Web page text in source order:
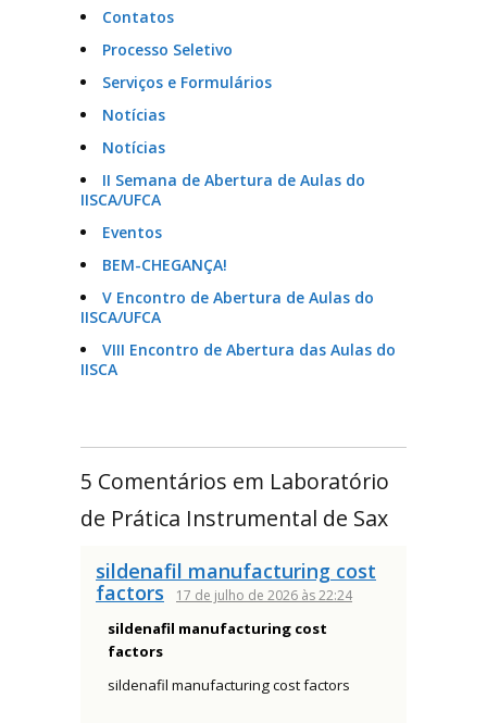
Contatos
Processo Seletivo
Serviços e Formulários
Notícias
Notícias
II Semana de Abertura de Aulas do
IISCA/UFCA
Eventos
BEM-CHEGANÇA!
V Encontro de Abertura de Aulas do
IISCA/UFCA
VIII Encontro de Abertura das Aulas do
IISCA
5 Comentários em Laboratório
de Prática Instrumental de Sax
sildenafil manufacturing cost
factors
17 de julho de 2026 às 22:24
sildenafil manufacturing cost
factors
sildenafil manufacturing cost factors